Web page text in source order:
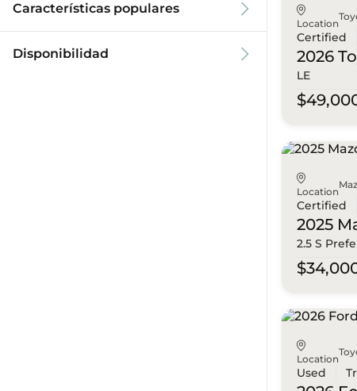
Características populares
Disponibilidad
Location
Certified
2026
LE
Location
Certified
2025
2.5 S
Location
Used